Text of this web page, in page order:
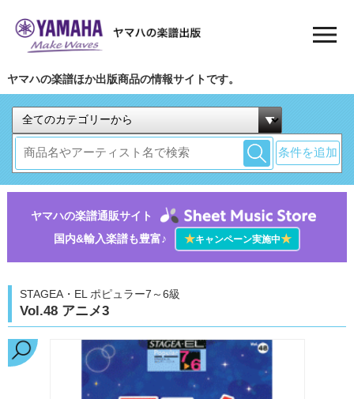
ヤマハの楽譜ほか出版商品の情報サイトです。
条件を追加
ヤマハの楽譜通販サイト
国内&輸入楽譜も豊富♪
★キャンペーン実施中★
STAGEA・EL ポピュラー7～6級
Vol.48 アニメ3